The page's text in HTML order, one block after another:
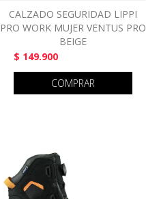
CALZADO SEGURIDAD LIPPI
PRO WORK MUJER VENTUS PRO
BEIGE
$ 149.900
COMPRAR